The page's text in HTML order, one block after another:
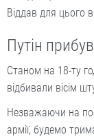
Віддав для цього
Путін
Станом на 18-ту
відбивали вісім
Незважаючи на
армії, будемо